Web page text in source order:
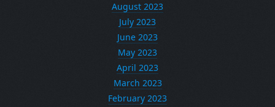
August 2023
July 2023
June 2023
May 2023
April 2023
March 2023
February 2023